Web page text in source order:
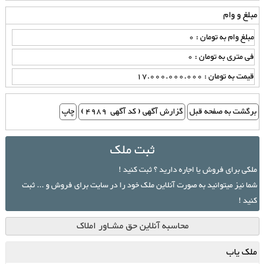
مبلغ و وام
مبلغ وام به تومان : 0
فی متری به تومان : 0
قیمت به تومان : 17.000.000.000
ثبت ملک
ملکی برای فروش یا اجاره دارید ؟ ثبت کنید !
شما نیز میتوانید به صورت آنلاین ملک خود را در سایت برای فروش و ... ثبت
کنید !
محاسبه آنلاین حق مشـاور املاک
ملک یاب